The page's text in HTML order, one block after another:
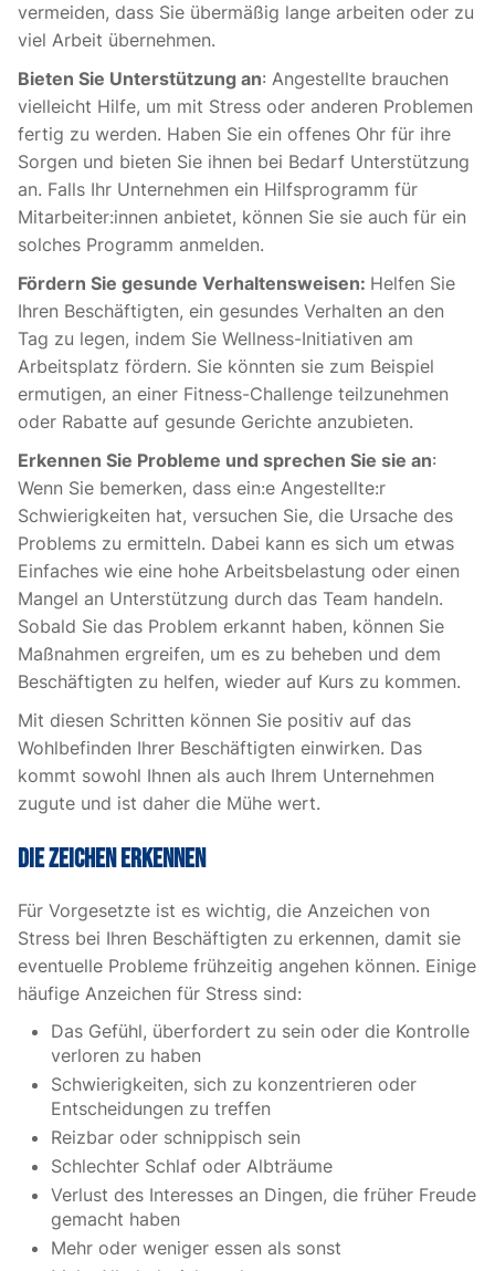
vermeiden, dass Sie übermäßig lange arbeiten oder zu
viel Arbeit übernehmen.
Bieten Sie Unterstützung an: Angestellte brauchen
vielleicht Hilfe, um mit Stress oder anderen Problemen
fertig zu werden. Haben Sie ein offenes Ohr für ihre
Sorgen und bieten Sie ihnen bei Bedarf Unterstützung
an. Falls Ihr Unternehmen ein Hilfsprogramm für
Mitarbeiter:innen anbietet, können Sie sie auch für ein
solches Programm anmelden.
Fördern Sie gesunde Verhaltensweisen: Helfen Sie
Ihren Beschäftigten, ein gesundes Verhalten an den
Tag zu legen, indem Sie Wellness-Initiativen am
Arbeitsplatz fördern. Sie könnten sie zum Beispiel
ermutigen, an einer Fitness-Challenge teilzunehmen
oder Rabatte auf gesunde Gerichte anzubieten.
Erkennen Sie Probleme und sprechen Sie sie an:
Wenn Sie bemerken, dass ein:e Angestellte:r
Schwierigkeiten hat, versuchen Sie, die Ursache des
Problems zu ermitteln. Dabei kann es sich um etwas
Einfaches wie eine hohe Arbeitsbelastung oder einen
Mangel an Unterstützung durch das Team handeln.
Sobald Sie das Problem erkannt haben, können Sie
Maßnahmen ergreifen, um es zu beheben und dem
Beschäftigten zu helfen, wieder auf Kurs zu kommen.
Mit diesen Schritten können Sie positiv auf das
Wohlbefinden Ihrer Beschäftigten einwirken. Das
kommt sowohl Ihnen als auch Ihrem Unternehmen
zugute und ist daher die Mühe wert.
Die Zeichen erkennen
Für Vorgesetzte ist es wichtig, die Anzeichen von
Stress bei Ihren Beschäftigten zu erkennen, damit sie
eventuelle Probleme frühzeitig angehen können. Einige
häufige Anzeichen für Stress sind:
Das Gefühl, überfordert zu sein oder die Kontrolle
verloren zu haben
Schwierigkeiten, sich zu konzentrieren oder
Entscheidungen zu treffen
Reizbar oder schnippisch sein
Schlechter Schlaf oder Albträume
Verlust des Interesses an Dingen, die früher Freude
gemacht haben
Mehr oder weniger essen als sonst